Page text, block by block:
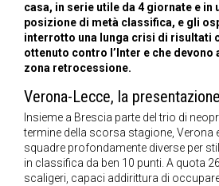
casa, in serie utile da 4 giornate e in
posizione di metà classifica, e gli
interrotto una lunga crisi di risultati
ottenuto contro l’Inter e che
zona retrocessione.
Verona-Lecce, la presentazione
Insieme a Brescia parte del trio di
termine della scorsa stagione, Verona
squadre profondamente diverse per
in classifica da ben 10 punti. A quota
scaligeri, capaci addirittura di